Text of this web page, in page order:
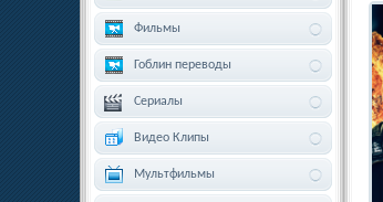
Фильмы
Гоблин переводы
Сериалы
Видео Клипы
Мультфильмы